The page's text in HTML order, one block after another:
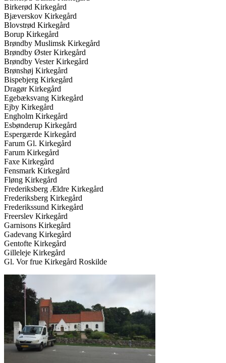
Birkerød Kirkegård
Bjæverskov Kirkegård
Blovstrød Kirkegård
Borup Kirkegård
Brøndby Muslimsk Kirkegård
Brøndby Øster Kirkegård
Brøndby Vester Kirkegård
Brønshøj Kirkegård
Bispebjerg Kirkegård
Dragør Kirkegård
Egebæksvang Kirkegård
Ejby Kirkegård
Engholm Kirkegård
Esbønderup Kirkegård
Espergærde Kirkegård
Farum Gl. Kirkegård
Farum Kirkegård
Faxe Kirkegård
Fensmark Kirkegård
Fløng Kirkegård
Frederiksberg Ældre Kirkegård
Frederiksberg Kirkegård
Frederikssund Kirkegård
Freerslev Kirkegård
Garnisons Kirkegård
Gadevang Kirkegård
Gentofte Kirkegård
Gilleleje Kirkegård
Gl. Vor frue Kirkegård Roskilde